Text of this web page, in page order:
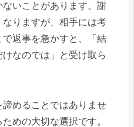
いことがあります。謝
りますが、相手には考
返事を急かすと、「結
なのでは」と受け取ら
めることではありませ
めの大切な選択です。